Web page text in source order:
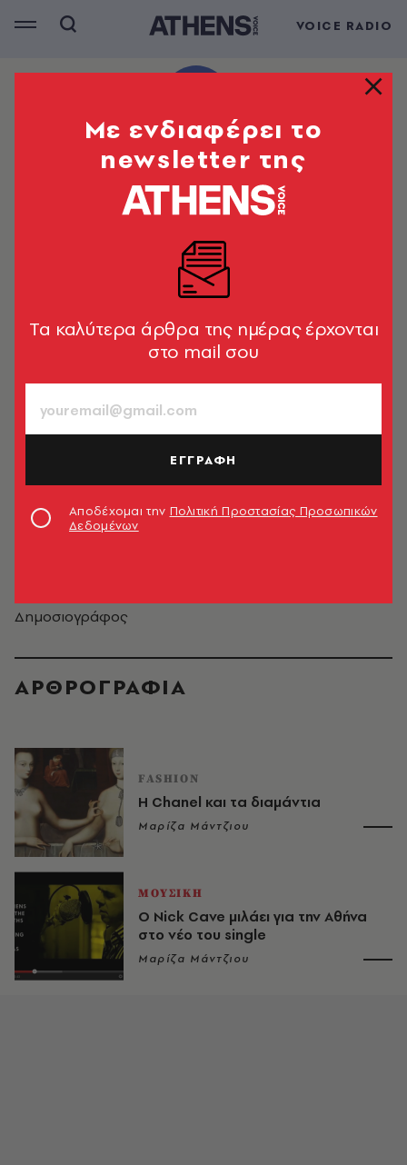
VOICE RADIO
Δημοσιογράφος
ΑΡΘΡΟΓΡΑΦΙΑ
FASHION
Η Chanel και τα διαμάντια
Μαρίζα Μάντζιου
ΜΟΥΣΙΚΗ
Ο Nick Cave μιλάει για την Αθήνα
στο νέο του single
Μαρίζα Μάντζιου
Mε ενδιαφέρει το
newsletter της
Tα καλύτερα άρθρα της ημέρας έρχονται
στο mail σου
ΕΓΓΡΑΦΗ
Αποδέχομαι την Πολιτική Προστασίας Προσωπικών
Δεδομένων